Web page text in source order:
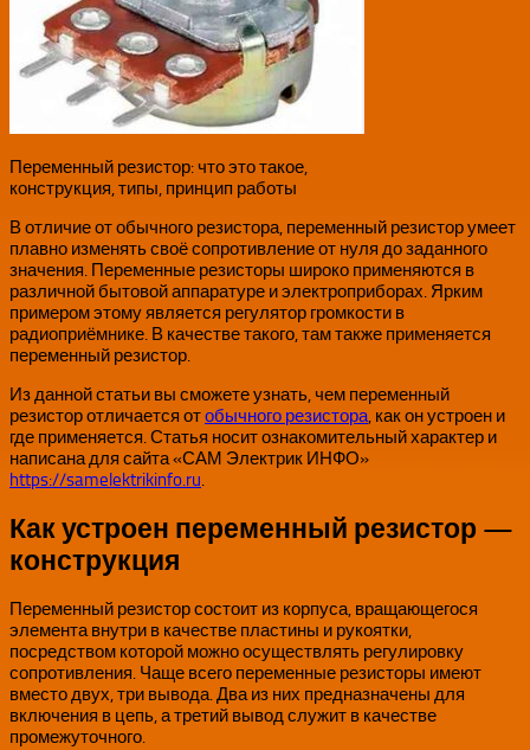
Переменный резистор: что это такое,
конструкция, типы, принцип работы
В отличие от обычного резистора, переменный резистор умеет
плавно изменять своё сопротивление от нуля до заданного
значения. Переменные резисторы широко применяются в
различной бытовой аппаратуре и электроприборах. Ярким
примером этому является регулятор громкости в
радиоприёмнике. В качестве такого, там также применяется
переменный резистор.
Из данной статьи вы сможете узнать, чем переменный
резистор отличается отобычного резистора, как он устроен и
где применяется. Статья носит ознакомительный характер и
написана для сайта «САМ Электрик ИНФО»
https://samelektrikinfo.ru.
Как устроен переменный резистор —
конструкция
Переменный резистор состоит из корпуса, вращающегося
элемента внутри в качестве пластины и рукоятки,
посредством которой можно осуществлять регулировку
сопротивления. Чаще всего переменные резисторы имеют
вместо двух, три вывода. Два из них предназначены для
включения в цепь, а третий вывод служит в качестве
промежуточного.